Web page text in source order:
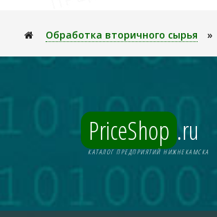
Обработка вторичного сырья »
PriceShop .ru
КАТАЛОГ ПРЕДПРИЯТИЙ НИЖНЕКАМСКА